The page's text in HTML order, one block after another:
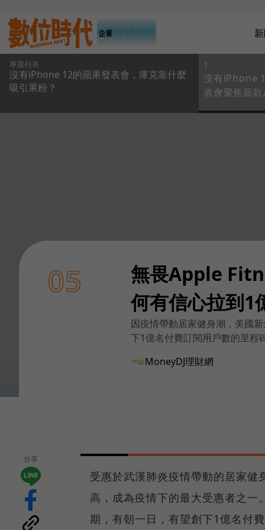
專題列表
沒有iPhone 12的蘋果發表會，庫克靠什麼
吸引果粉？
1
沒有iPhone
表會聚焦新
05
無畏Apple
何有信心拉到1
因疫情帶動居家健身潮，美國
下1億名付費訂閱用戶數的里程
MoneyDJ理財網
分享
受惠於武漢肺炎疫情帶動的居家
高，成為疫情下的最大受惠者之
期，有朝一日，有望創下1億名付